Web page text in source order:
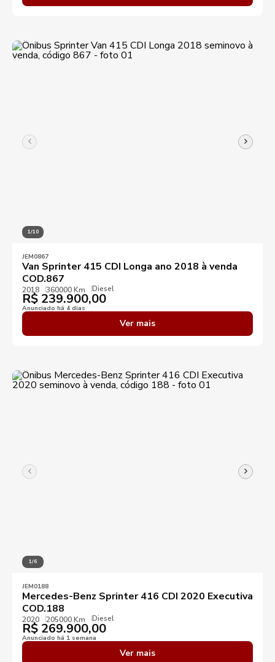
1/10
JEM0867
Van Sprinter 415 CDI Longa ano 2018 à venda
COD.867
2018 360000 Km Diesel
R$ 239.900,00
Anunciado há 4 dias
Ver mais
1/6
JEM0188
Mercedes-Benz Sprinter 416 CDI 2020 Executiva
COD.188
2020 205000 Km Diesel
R$ 269.900,00
Anunciado há 1 semana
Ver mais